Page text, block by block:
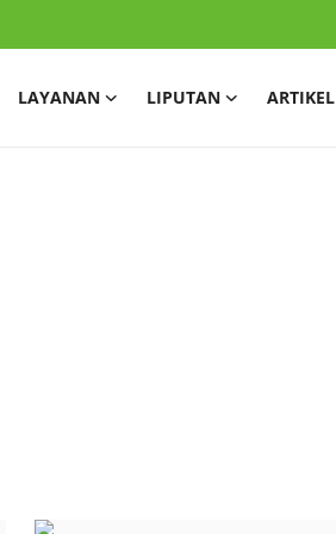
LAYANAN LIPUTAN ARTIKEL